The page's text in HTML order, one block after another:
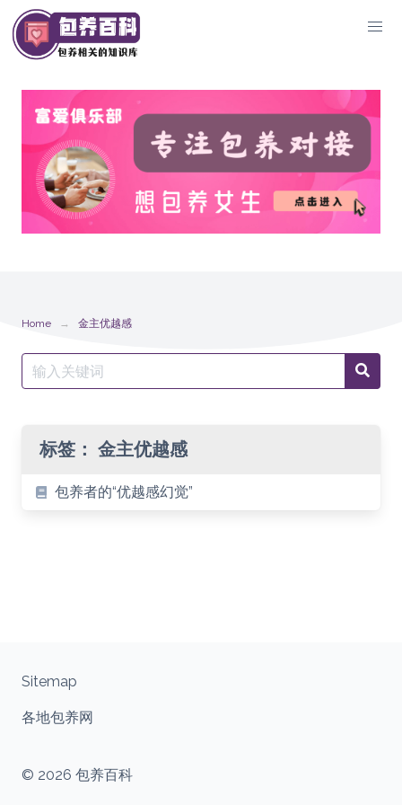
Skip
to
content
Home 金主优越感
Search
for:
标签： 金主优越感
包养者的“优越感幻觉”
© 2026 包养百科
Sitemap
各地包养网